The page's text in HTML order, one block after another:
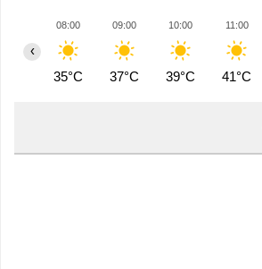
08:00
35°C
09:00
37°C
10:00
39°C
11:00
41°C
‹